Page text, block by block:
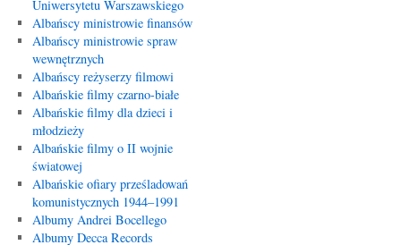
Uniwersytetu Warszawskiego
Albańscy ministrowie finansów
Albańscy ministrowie spraw
wewnętrznych
Albańscy reżyserzy filmowi
Albańskie filmy czarno-białe
Albańskie filmy dla dzieci i
młodzieży
Albańskie filmy o II wojnie
światowej
Albańskie ofiary prześladowań
komunistycznych 1944–1991
Albumy Andrei Bocellego
Albumy Decca Records